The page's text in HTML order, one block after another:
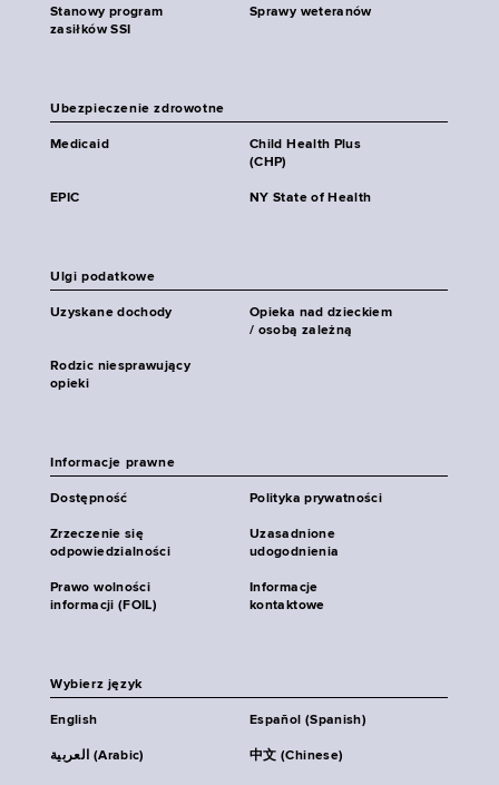
Stanowy program
zasiłków SSI
Sprawy weteranów
Ubezpieczenie zdrowotne
Medicaid
Child Health Plus
(CHP)
EPIC NY State of Health
Ulgi podatkowe
Uzyskane dochody
Opieka nad dzieckiem
/ osobą zależną
Rodzic niesprawujący
opieki
Informacje prawne
Dostępność Polityka prywatności
Zrzeczenie się
odpowiedzialności
Uzasadnione
udogodnienia
Prawo wolności
informacji (FOIL)
Informacje
kontaktowe
Wybierz język
English Español (Spanish)
العربية (Arabic) 中文 (Chinese)